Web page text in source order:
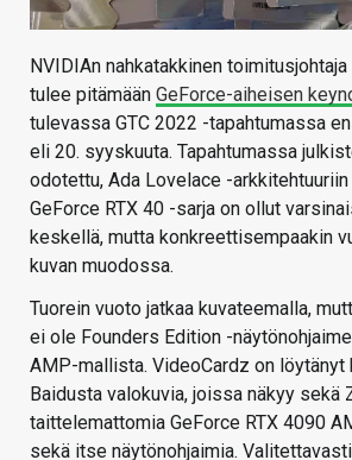
NVIDIAn nahkatakkinen
tulee pitämään GeForce-aiheisen
tulevassa GTC 2022 -tapahtumassa
eli 20. syyskuuta. Tapahtumassa
odotettu, Ada Lovelace -
GeForce RTX 40 -sarja on ollut
keskellä, mutta konkreettisempaakin
kuvan muodossa.
Tuorein vuoto jatkaa kuvateemalla,
ei ole Founders Edition -
AMP-mallista. VideoCardz on
Baidusta valokuvia, joissa näkyy sekä
taittelemattomia GeForce RTX 4090
sekä itse näytönohjaimia.